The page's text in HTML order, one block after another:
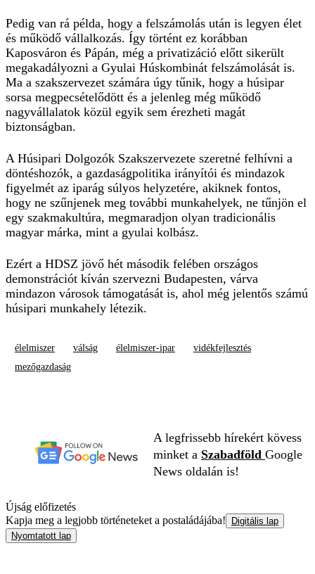
Pedig van rá példa, hogy a felszámolás után is legyen élet
és működő vállalkozás. Így történt ez korábban
Kaposváron és Pápán, még a privatizáció előtt sikerült
megakadályozni a Gyulai Húskombinát felszámolását is.
Ma a szakszervezet számára úgy tűnik, hogy a húsipar
sorsa megpecsételődött és a jelenleg még működő
nagyvállalatok közül egyik sem érezheti magát
biztonságban.
A Húsipari Dolgozók Szakszervezete szeretné felhívni a
döntéshozók, a gazdaságpolitika irányítói és mindazok
figyelmét az iparág súlyos helyzetére, akiknek fontos,
hogy ne szűnjenek meg további munkahelyek, ne tűnjön el
egy szakmakultúra, megmaradjon olyan tradicionális
magyar márka, mint a gyulai kolbász.
Ezért a HDSZ jövő hét második felében országos
demonstrációt kíván szervezni Budapesten, várva
mindazon városok támogatását is, ahol még jelentős számú
húsipari munkahely létezik.
élelmiszer válság élelmiszer-ipar
vidékfejlesztés
mezőgazdaság
A legfrissebb hírekért kövess
minket a Szabadföld Google
News oldalán is!
Újság előfizetés
Kapja meg a legjobb történeteket a postaládájába!
Digitális lap
Nyomtatott lap